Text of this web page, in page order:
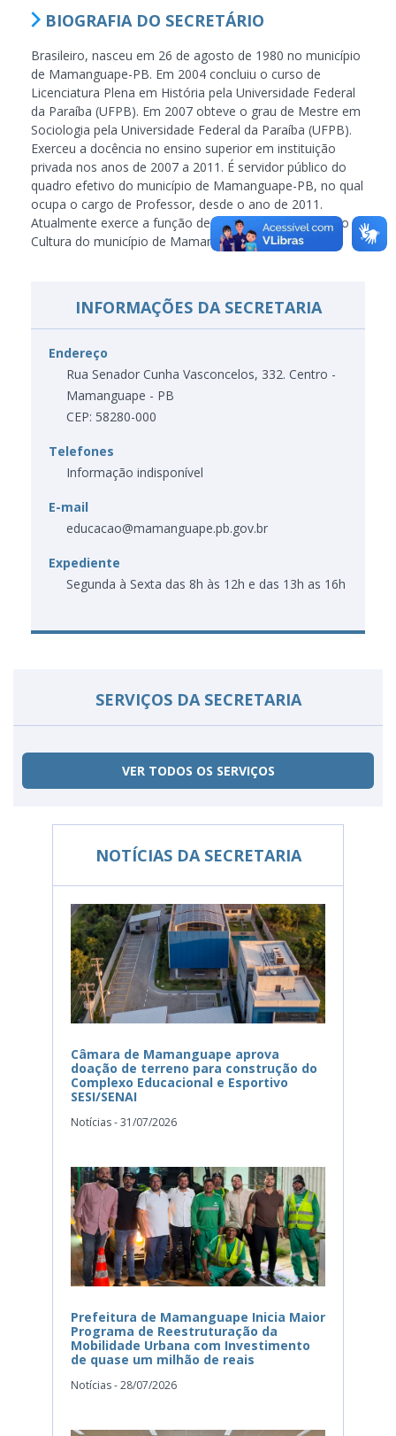
BIOGRAFIA DO SECRETÁRIO
Brasileiro, nasceu em 26 de agosto de 1980 no município
de Mamanguape-PB. Em 2004 concluiu o curso de
Licenciatura Plena em História pela Universidade Federal
da Paraíba (UFPB). Em 2007 obteve o grau de Mestre em
Sociologia pela Universidade Federal da Paraíba (UFPB).
Exerceu a docência no ensino superior em instituição
privada nos anos de 2007 a 2011. É servidor público do
quadro efetivo do município de Mamanguape-PB, no qual
ocupa o cargo de Professor, desde o ano de 2011.
Atualmente exerce a função de Secretário de Educação e
Cultura do município de Mamanguape-PB.
INFORMAÇÕES DA SECRETARIA
Endereço
Rua Senador Cunha Vasconcelos, 332. Centro -
Mamanguape - PB
CEP: 58280-000
Telefones
Informação indisponível
E-mail
educacao@mamanguape.pb.gov.br
Expediente
Segunda à Sexta das 8h às 12h e das 13h as 16h
SERVIÇOS DA SECRETARIA
VER TODOS OS SERVIÇOS
NOTÍCIAS DA SECRETARIA
Câmara de Mamanguape aprova
doação de terreno para construção do
Complexo Educacional e Esportivo
SESI/SENAI
Notícias - 31/07/2026
Prefeitura de Mamanguape Inicia Maior
Programa de Reestruturação da
Mobilidade Urbana com Investimento
de quase um milhão de reais
Notícias - 28/07/2026